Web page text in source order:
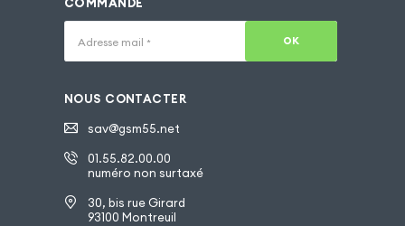
COMMANDE
Adresse mail * OK
NOUS CONTACTER
sav@gsm55.net
01.55.82.00.00
numéro non surtaxé
30, bis rue Girard
93100 Montreuil